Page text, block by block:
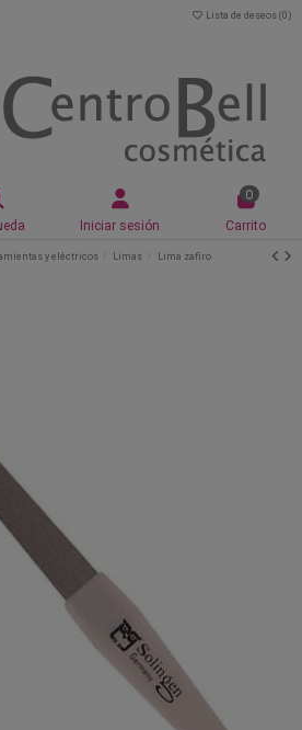
Lista de deseos (0 )
Iniciar sesión
0
Carrito
y eléctricos Limas Lima zafiro